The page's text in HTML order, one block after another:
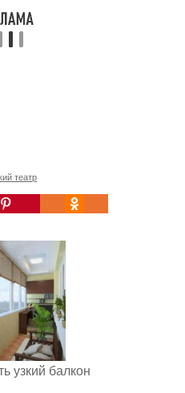
театр
узкий балкон